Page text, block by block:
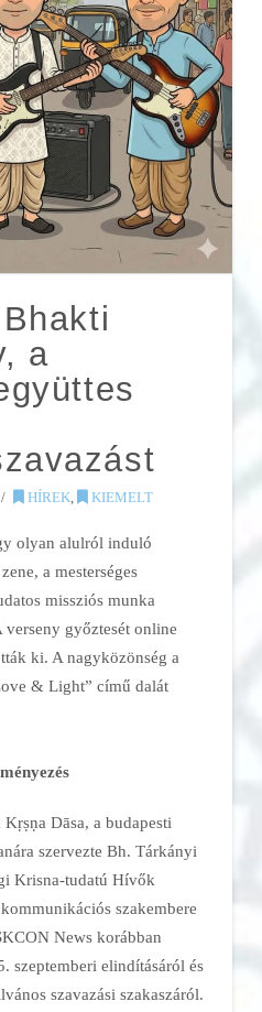
a
HÍREK, KIEMELT
olyan alulról induló
a mesterséges
missziós munka
verseny győztesét online
ki. A nagyközönség a
& Light” című dalát
Dāsa, a budapesti
szervezte Bh. Tárkányi
Krisna-tudatú Hívők
szakembere
News korábban
szeptemberi elindításáról és
szavazási szakaszáról.